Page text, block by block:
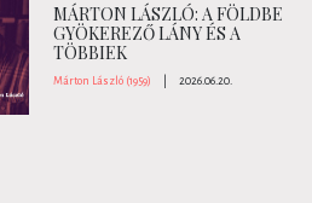
MÁRTON LÁSZLÓ: A FÖLDBE
GYÖKEREZŐ LÁNY ÉS A
TÖBBIEK
Márton László (1959) 2026.06.20.